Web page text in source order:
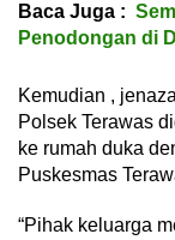
Baca Juga :
Penodongan di
Kemudian ,
Polsek Terawas
ke rumah duka
Puskesmas
“Pihak keluarga